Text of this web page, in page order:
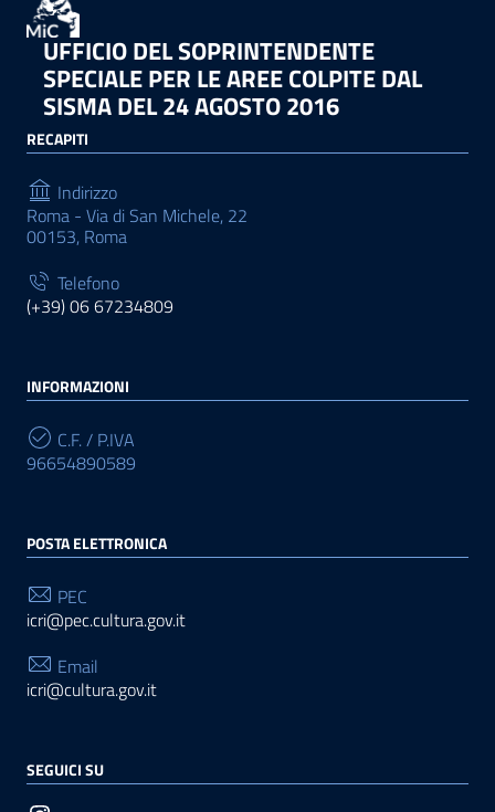
UFFICIO DEL SOPRINTENDENTE
SPECIALE PER LE AREE COLPITE DAL
SISMA DEL 24 AGOSTO 2016
RECAPITI
Indirizzo
Roma - Via di San Michele, 22
00153, Roma
Telefono
(+39) 06 67234809
INFORMAZIONI
C.F. / P.IVA
96654890589
POSTA ELETTRONICA
PEC
icri@pec.cultura.gov.it
Email
icri@cultura.gov.it
SEGUICI SU